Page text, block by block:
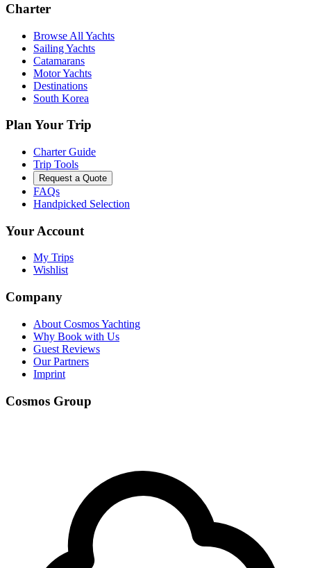
Charter
Browse All Yachts
Sailing Yachts
Catamarans
Motor Yachts
Destinations
South Korea
Plan Your Trip
Charter Guide
Trip Tools
Request a Quote
FAQs
Handpicked Selection
Your Account
My Trips
Wishlist
Company
About Cosmos Yachting
Why Book with Us
Guest Reviews
Our Partners
Imprint
Cosmos Group